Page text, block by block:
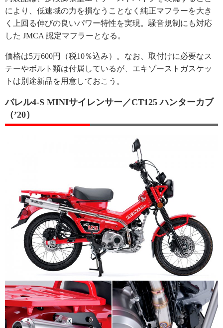
により、低速域の力を損なうことなく純正マフラーを大き
く上回る伸びの良いパワー特性を実現。騒音規制にも対応
した JMCA 認定マフラーとなる。
価格は5万600円（税10％込み）。なお、取付けに必要なス
テーやボルト類は付属しているが、エキゾーストガスケッ
トは別途新品を用意しておこう。
バレル4-S MINIサイレンサー／CT125 ハンターカブ
（’20）